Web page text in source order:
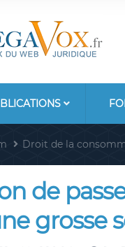
Droit de la
de
grosse